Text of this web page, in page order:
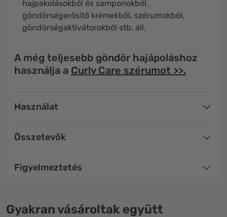
hajpakolásokból és samponokból,
göndörségerősítő krémekből, szérumokból,
göndörségaktivátorokból stb. áll.
A még teljesebb göndör hajápoláshoz
használja a Curly Care szérumot >>.
Használat
Összetevők
Figyelmeztetés
Gyakran vásároltak együtt